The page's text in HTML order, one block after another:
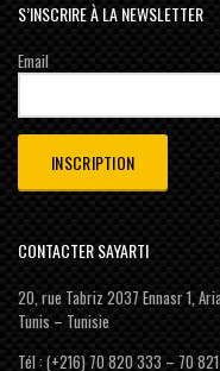
S’INSCRIRE À LA NEWSLETTER
Email
CONTACTER SAYARTI
20, rue Tabriz 2037 Ennasr 1,
Tunis – Tunisie
Tél : (+216) 70 820 333 – 70